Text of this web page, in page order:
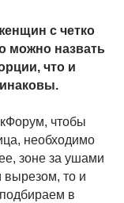
с четко
можно назвать
что и
чтобы
необходимо
зоне за ушами
то и
в